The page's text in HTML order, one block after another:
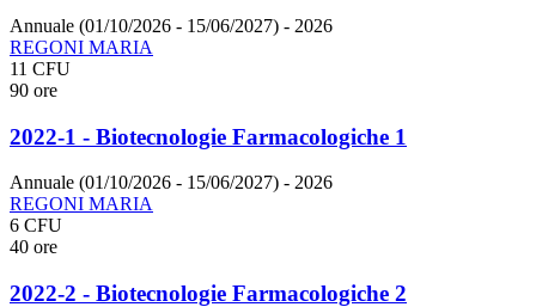
Annuale (01/10/2026 - 15/06/2027) - 2026
REGONI MARIA
11 CFU
90 ore
2022-1 - Biotecnologie Farmacologiche 1
Annuale (01/10/2026 - 15/06/2027) - 2026
REGONI MARIA
6 CFU
40 ore
2022-2 - Biotecnologie Farmacologiche 2